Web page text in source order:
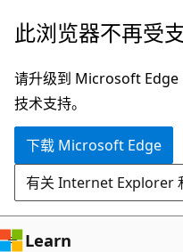
跳
主
要
内
此浏览器不再受支
请升级到 Microsoft Edge
技术支持。
下载 Microsoft Edge
有关 Internet Explorer
Learn